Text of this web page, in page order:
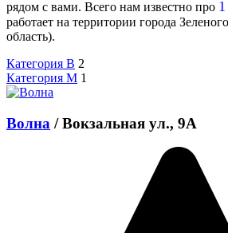
рядом с вами. Всего нам известно про 1
работает на территории города
область).
Категория B 2
Категория M 1
Волна /Вокзальная ул., 9А